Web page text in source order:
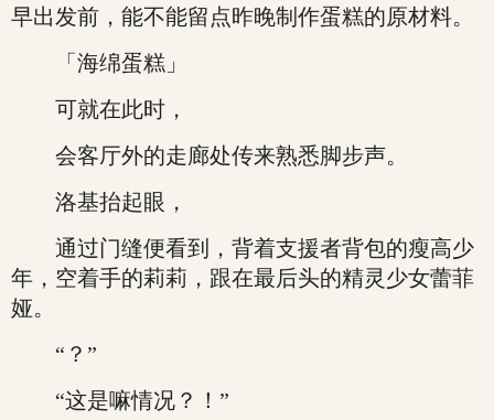
早出发前，能不能留点昨晚制作蛋糕的原材料。
「海绵蛋糕」
可就在此时，
会客厅外的走廊处传来熟悉脚步声。
洛基抬起眼，
通过门缝便看到，背着支援者背包的瘦高少
年，空着手的莉莉，跟在最后头的精灵少女蕾菲
娅。
“？”
“这是嘛情况？！”